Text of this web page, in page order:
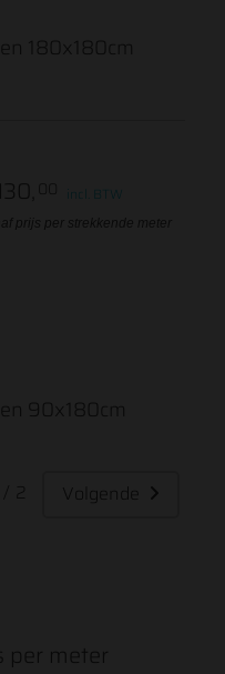
180x180cm
incl. BTW
prijs per strekkende meter
90x180cm
Volgende
per meter